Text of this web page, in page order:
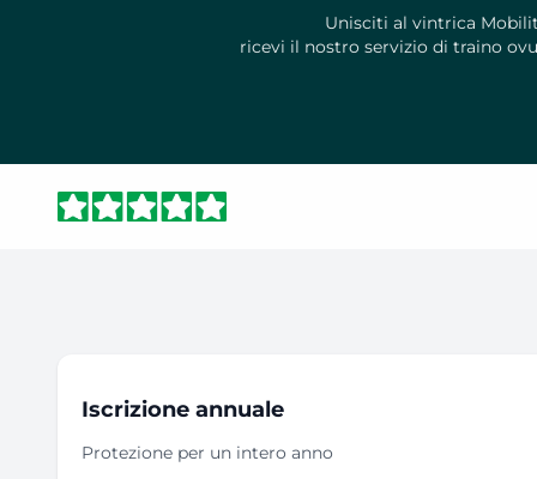
Unisciti al vintrica
ricevi il nostro servizio di traino
Iscrizione annuale
Protezione per un intero anno